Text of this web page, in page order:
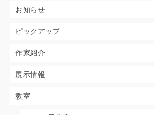
お知らせ
ピックアップ
作家紹介
展示情報
教室